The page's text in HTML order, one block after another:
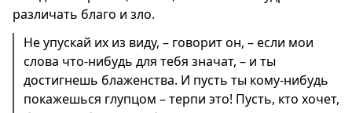
различать благо и зло.
Не упускай их из виду, – говорит он, – если мои
слова что-нибудь для тебя значат, – и ты
достигнешь блаженства. И пусть ты кому-нибудь
покажешься глупцом – терпи это! Пусть, кто хочет,